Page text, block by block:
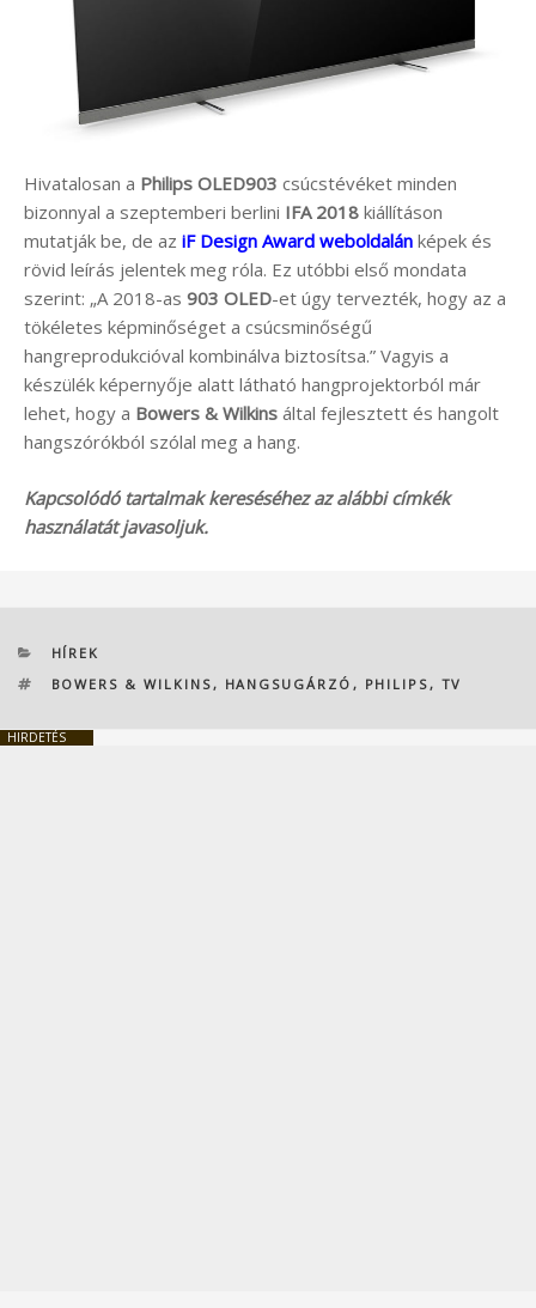
Hivatalosan a Philips OLED903 csúcstévéket minden
bizonnyal a szeptemberi berlini IFA 2018 kiállításon
mutatják be, de az iF Design Award weboldalán képek és
rövid leírás jelentek meg róla. Ez utóbbi első mondata
szerint: „A 2018-as 903 OLED-et úgy tervezték, hogy az a
tökéletes képminőséget a csúcsminőségű
hangreprodukcióval kombinálva biztosítsa.” Vagyis a
készülék képernyője alatt látható hangprojektorból már
lehet, hogy a Bowers & Wilkins által fejlesztett és hangolt
hangszórókból szólal meg a hang.
Kapcsolódó tartalmak kereséséhez az alábbi címkék
használatát javasoljuk.
KATEGÓRIÁK
HÍREK
CÍMKÉK
BOWERS & WILKINS, HANGSUGÁRZÓ , PHILIPS, TV
HIRDETÉS